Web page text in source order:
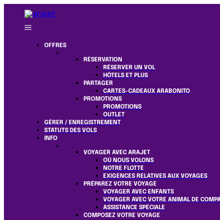
OFFRES
RÉSERVATION
RÉSERVER UN VOL
HÔTELS ET PLUS
PARTAGER
CARTES-CADEAUX ARABONITO
PROMOTIONS
PROMOTIONS
OUTLET
GÉRER / ENREGISTREMENT
STATUTS DES VOLS
INFO
VOYAGER AVEC ARAJET
OÙ NOUS VOLONS
NOTRE FLOTTE
EXIGENCES RELATIVES AUX VOYAGES
PRÉPAREZ VOTRE VOYAGE
VOYAGER AVEC ENFANTS
VOYAGER AVEC VOTRE ANIMAL DE
ASSISTANCE SPÉCIALE
COMPOSEZ VOTRE VOYAGE